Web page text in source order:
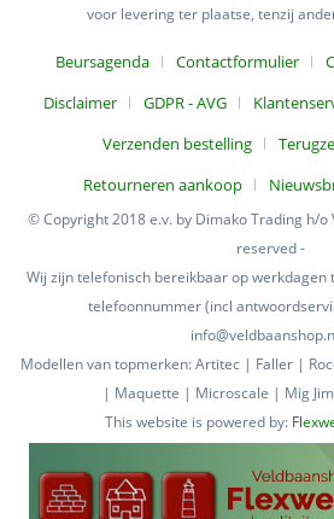
voor levering ter plaatse, tenzij
Beursagenda Contactformulier
Disclaimer
GDPR - AVG
Verzenden bestelling
Retourneren aankoop
© Copyright 2018 e.v. by Dimako Trading h/o
reserved -
Wij zijn telefonisch bereikbaar op werkdagen
telefoonnummer (incl
Modellen van topmerken: Artitec | Faller |
| Maquette | Microscale | Mig
This website is powered by: